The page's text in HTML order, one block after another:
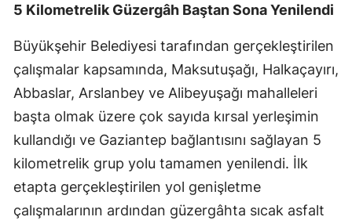
5 Kilometrelik Güzergâh Baştan Sona Yenilendi
Büyükşehir Belediyesi tarafından gerçekleştirilen
çalışmalar kapsamında, Maksutuşağı, Halkaçayırı,
Abbaslar, Arslanbey ve Alibeyuşağı mahalleleri
başta olmak üzere çok sayıda kırsal yerleşimin
kullandığı ve Gaziantep bağlantısını sağlayan 5
kilometrelik grup yolu tamamen yenilendi. İlk
etapta gerçekleştirilen yol genişletme
çalışmalarının ardından güzergâhta sıcak asfalt